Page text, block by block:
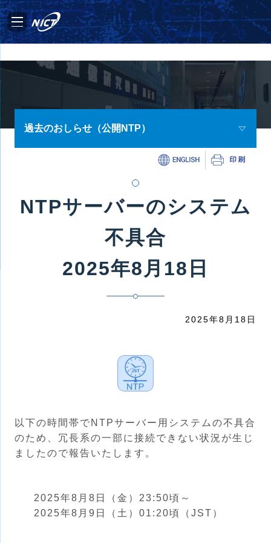
過去のおしらせ（公開NTP）
NTPサーバーのシステム
不具合
2025年8月18日
2025年8月18日
以下の時間帯でNTPサーバー用システムの不具合
のため、冗長系の一部に接続できない状況が生じ
ましたので報告いたします。
2025年8月8日（金）23:50頃～
2025年8月9日（土）01:20頃（JST）